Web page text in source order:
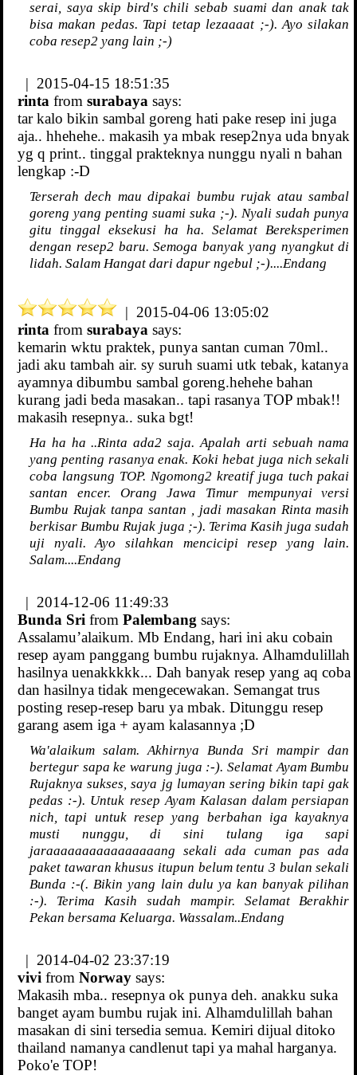
serai, saya skip bird's chili sebab suami dan anak tak
bisa makan pedas. Tapi tetap lezaaaat ;-). Ayo silakan
coba resep2 yang lain ;-)
| 2015-04-15 18:51:35
rinta from surabaya says:
tar kalo bikin sambal goreng hati pake resep ini juga
aja.. hhehehe.. makasih ya mbak resep2nya uda bnyak
yg q print.. tinggal prakteknya nunggu nyali n bahan
lengkap :-D
Terserah dech mau dipakai bumbu rujak atau sambal
goreng yang penting suami suka ;-). Nyali sudah punya
gitu tinggal eksekusi ha ha. Selamat Bereksperimen
dengan resep2 baru. Semoga banyak yang nyangkut di
lidah. Salam Hangat dari dapur ngebul ;-)....Endang
| 2015-04-06 13:05:02
rinta from surabaya says:
kemarin wktu praktek, punya santan cuman 70ml..
jadi aku tambah air. sy suruh suami utk tebak, katanya
ayamnya dibumbu sambal goreng.hehehe bahan
kurang jadi beda masakan.. tapi rasanya TOP mbak!!
makasih resepnya.. suka bgt!
Ha ha ha ..Rinta ada2 saja. Apalah arti sebuah nama
yang penting rasanya enak. Koki hebat juga nich sekali
coba langsung TOP. Ngomong2 kreatif juga tuch pakai
santan encer. Orang Jawa Timur mempunyai versi
Bumbu Rujak tanpa santan , jadi masakan Rinta masih
berkisar Bumbu Rujak juga ;-). Terima Kasih juga sudah
uji nyali. Ayo silahkan mencicipi resep yang lain.
Salam....Endang
| 2014-12-06 11:49:33
Bunda Sri from Palembang says:
Assalamu’alaikum. Mb Endang, hari ini aku cobain
resep ayam panggang bumbu rujaknya. Alhamdulillah
hasilnya uenakkkkk... Dah banyak resep yang aq coba
dan hasilnya tidak mengecewakan. Semangat trus
posting resep-resep baru ya mbak. Ditunggu resep
garang asem iga + ayam kalasannya ;D
Wa'alaikum salam. Akhirnya Bunda Sri mampir dan
bertegur sapa ke warung juga :-). Selamat Ayam Bumbu
Rujaknya sukses, saya jg lumayan sering bikin tapi gak
pedas :-). Untuk resep Ayam Kalasan dalam persiapan
nich, tapi untuk resep yang berbahan iga kayaknya
musti nunggu, di sini tulang iga sapi
jaraaaaaaaaaaaaaaaang sekali ada cuman pas ada
paket tawaran khusus itupun belum tentu 3 bulan sekali
Bunda :-(. Bikin yang lain dulu ya kan banyak pilihan
:-). Terima Kasih sudah mampir. Selamat Berakhir
Pekan bersama Keluarga. Wassalam..Endang
| 2014-04-02 23:37:19
vivi from Norway says:
Makasih mba.. resepnya ok punya deh. anakku suka
banget ayam bumbu rujak ini. Alhamdulillah bahan
masakan di sini tersedia semua. Kemiri dijual ditoko
thailand namanya candlenut tapi ya mahal harganya.
Poko'e TOP!